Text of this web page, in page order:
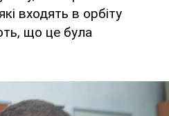
входять в орбіту
що це була